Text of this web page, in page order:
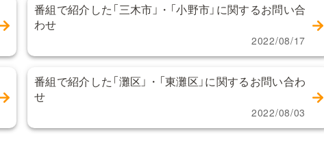
番組で紹介した「三木市」・「小野市」に関するお問い合
わせ
2022/08/17
番組で紹介した「灘区」・「東灘区」に関するお問い合わ
せ
2022/08/03